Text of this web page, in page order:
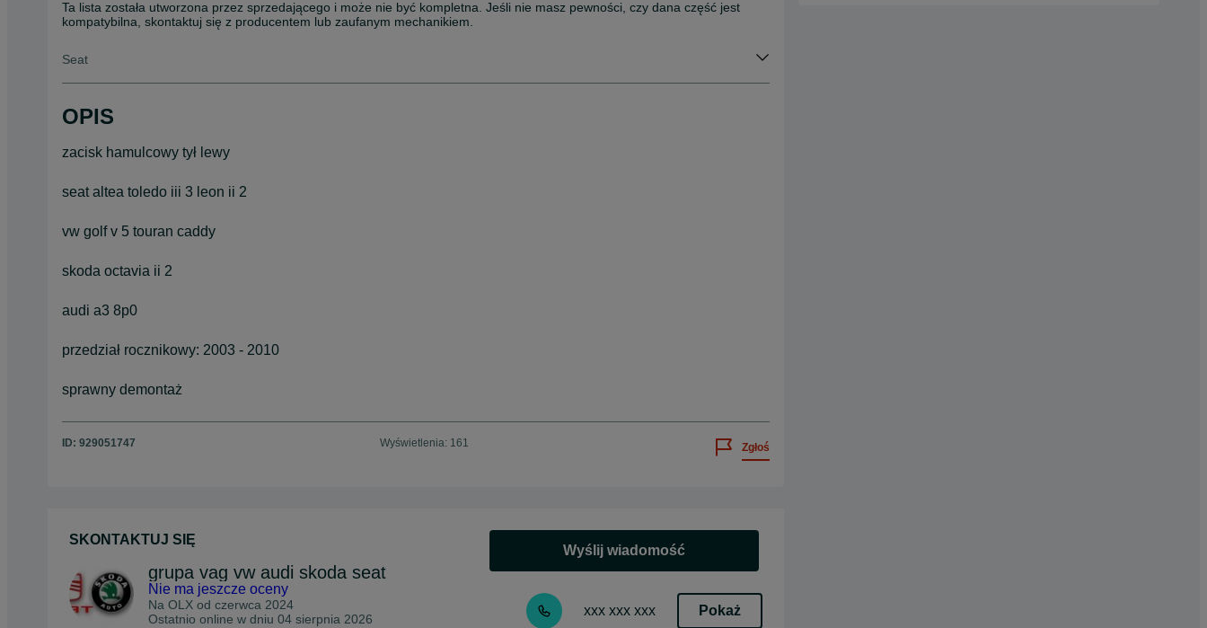
Ta lista została utworzona przez sprzedającego i może nie być kompletna. Jeśli nie masz pewności, czy dana część jest
kompatybilna, skontaktuj się z producentem lub zaufanym mechanikiem.
Seat
OPIS
zacisk hamulcowy tył lewy
seat altea toledo iii 3 leon ii 2
vw golf v 5 touran caddy
skoda octavia ii 2
audi a3 8p0
przedział rocznikowy: 2003 - 2010
sprawny demontaż
ID: 929051747 Wyświetlenia: 161 Zgłoś
SKONTAKTUJ SIĘ
grupa vag vw audi skoda seat
Nie ma jeszcze oceny
Na OLX od czerwca 2024
Ostatnio online w dniu 04 sierpnia 2026
Wyślij wiadomość
xxx xxx xxx Pokaż